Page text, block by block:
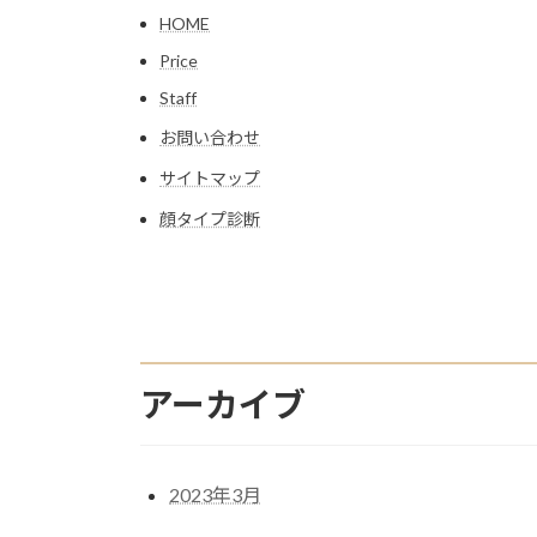
HOME
Price
Staff
お問い合わせ
サイトマップ
顔タイプ診断
アーカイブ
2023年3月